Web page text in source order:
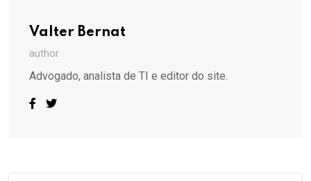
Valter Bernat
author
Advogado, analista de TI e editor do site.